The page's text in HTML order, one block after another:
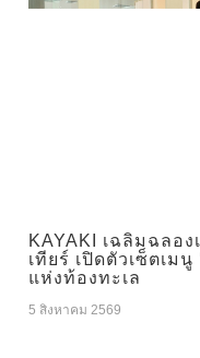
KAYAKI เฉลิมฉลอ
เทียร์ เปิดตัวเซ็ตเมนู
แห่งท้องทะเล
5 สิงหาคม 2569